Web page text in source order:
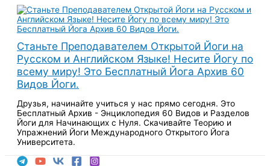
Перейти
содержимому
Станьте Преподавателем Открытой Йоги на
Русском и Английском Языке! Несите Йогу по
всему миру! Это Бесплатный Йога Архив 60
Видов Йоги.
Друзья, начинайте учиться у нас прямо сегодня. Это
Бесплатный Архив - Энциклопедия 60 Видов и Разделов
Йоги для Начинающих с Нуля. Скачивайте Теорию и
Упражнений Йоги Международного Открытого Йога
Университета.